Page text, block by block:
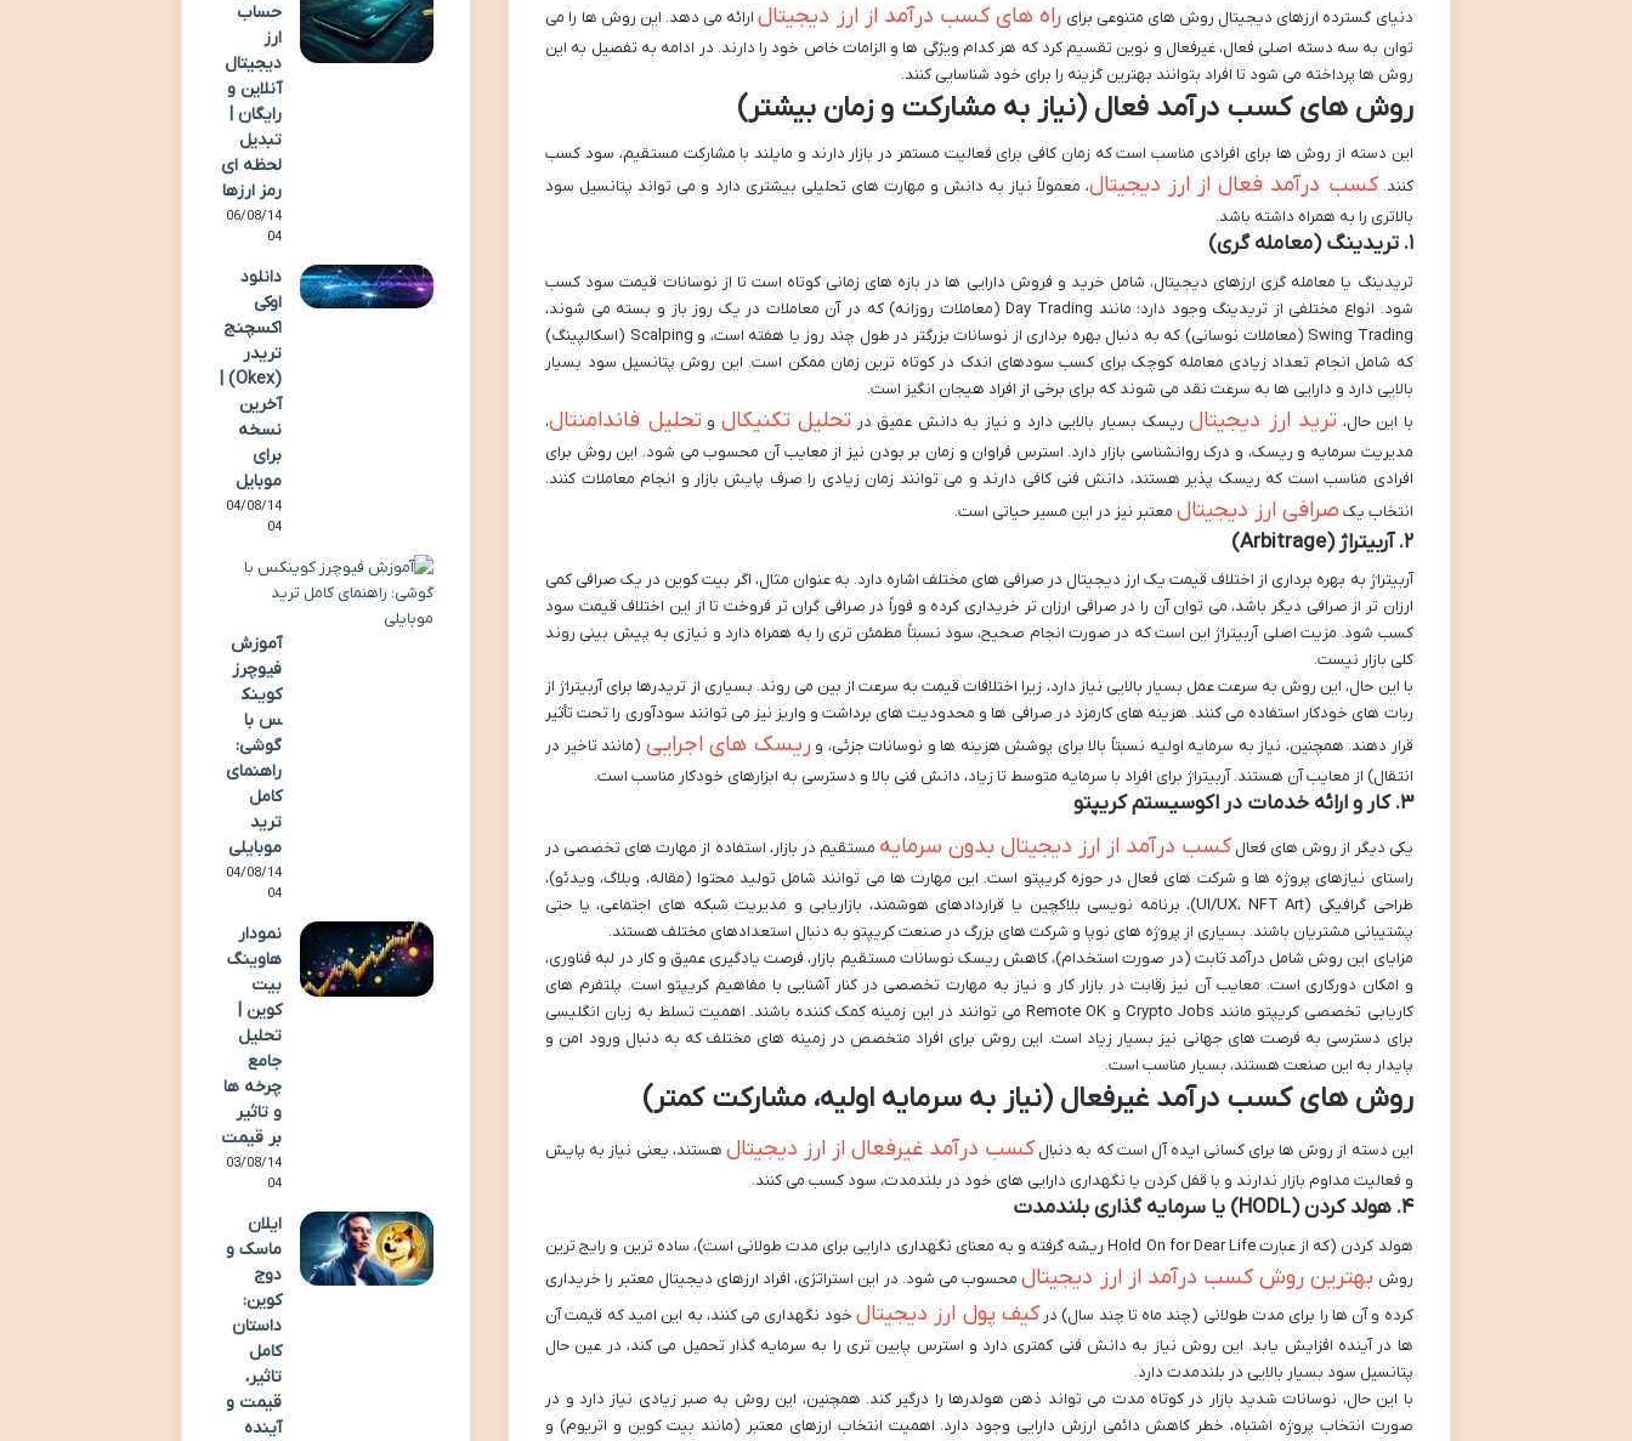
دنیای گسترده ارزهای دیجیتال روش های متنوعی برای راه های کسب درآمد از ارز دیجیتالارائه می دهد. این روش ها را می
توان به سه دسته اصلی فعال، غیرفعال و نوین تقسیم کرد که هر کدام ویژگی ها و الزامات خاص خود را دارند. در ادامه به تفصیل به این
روش ها پرداخته می شود تا افراد بتوانند بهترین گزینه را برای خود شناسایی کنند.
روش های کسب درآمد فعال (نیاز به مشارکت و زمان بیشتر)
این دسته از روش ها برای افرادی مناسب است که زمان کافی برای فعالیت مستمر در بازار دارند و مایلند با مشارکت مستقیم، سود کسب
کنند. کسب درآمد فعال از ارز دیجیتال، معمولاً نیاز به دانش و مهارت های تحلیلی بیشتری دارد و می تواند پتانسیل سود
بالاتری را به همراه داشته باشد.
۱. تریدینگ (معامله گری)
تریدینگ یا معامله گری ارزهای دیجیتال، شامل خرید و فروش دارایی ها در بازه های زمانی کوتاه است تا از نوسانات قیمت سود کسب
شود. انواع مختلفی از تریدینگ وجود دارد؛ مانند Day Trading (معاملات روزانه) که در آن معاملات در یک روز باز و بسته می شوند،
Swing Trading (معاملات نوسانی) که به دنبال بهره برداری از نوسانات بزرگتر در طول چند روز یا هفته است، و Scalping (اسکالپینگ)
که شامل انجام تعداد زیادی معامله کوچک برای کسب سودهای اندک در کوتاه ترین زمان ممکن است. این روش پتانسیل سود بسیار
بالایی دارد و دارایی ها به سرعت نقد می شوند که برای برخی از افراد هیجان انگیز است.
با این حال، ترید ارز دیجیتالریسک بسیار بالایی دارد و نیاز به دانش عمیق در تحلیل تکنیکال و تحلیل فاندامنتال،
مدیریت سرمایه و ریسک، و درک روانشناسی بازار دارد. استرس فراوان و زمان بر بودن نیز از معایب آن محسوب می شود. این روش برای
افرادی مناسب است که ریسک پذیر هستند، دانش فنی کافی دارند و می توانند زمان زیادی را صرف پایش بازار و انجام معاملات کنند.
انتخاب یک صرافی ارز دیجیتال معتبر نیز در این مسیر حیاتی است.
۲. آربیتراژ (Arbitrage)
آربیتراژ به بهره برداری از اختلاف قیمت یک ارز دیجیتال در صرافی های مختلف اشاره دارد. به عنوان مثال، اگر بیت کوین در یک صرافی کمی
ارزان تر از صرافی دیگر باشد، می توان آن را در صرافی ارزان تر خریداری کرده و فوراً در صرافی گران تر فروخت تا از این اختلاف قیمت سود
کسب شود. مزیت اصلی آربیتراژ این است که در صورت انجام صحیح، سود نسبتاً مطمئن تری را به همراه دارد و نیازی به پیش بینی روند
کلی بازار نیست.
با این حال، این روش به سرعت عمل بسیار بالایی نیاز دارد، زیرا اختلافات قیمت به سرعت از بین می روند. بسیاری از تریدرها برای آربیتراژ از
ربات های خودکار استفاده می کنند. هزینه های کارمزد در صرافی ها و محدودیت های برداشت و واریز نیز می توانند سودآوری را تحت تأثیر
قرار دهند. همچنین، نیاز به سرمایه اولیه نسبتاً بالا برای پوشش هزینه ها و نوسانات جزئی، و ریسک های اجرایی (مانند تاخیر در
انتقال) از معایب آن هستند. آربیتراژ برای افراد با سرمایه متوسط تا زیاد، دانش فنی بالا و دسترسی به ابزارهای خودکار مناسب است.
۳. کار و ارائه خدمات در اکوسیستم کریپتو
یکی دیگر از روش های فعال کسب درآمد از ارز دیجیتال بدون سرمایه مستقیم در بازار، استفاده از مهارت های تخصصی در
راستای نیازهای پروژه ها و شرکت های فعال در حوزه کریپتو است. این مهارت ها می توانند شامل تولید محتوا (مقاله، وبلاگ، ویدئو)،
طراحی گرافیکی (UI/UX، NFT Art)، برنامه نویسی بلاکچین یا قراردادهای هوشمند، بازاریابی و مدیریت شبکه های اجتماعی، یا حتی
پشتیبانی مشتریان باشند. بسیاری از پروژه های نوپا و شرکت های بزرگ در صنعت کریپتو به دنبال استعدادهای مختلف هستند.
مزایای این روش شامل درآمد ثابت (در صورت استخدام)، کاهش ریسک نوسانات مستقیم بازار، فرصت یادگیری عمیق و کار در لبه فناوری،
و امکان دورکاری است. معایب آن نیز رقابت در بازار کار و نیاز به مهارت تخصصی در کنار آشنایی با مفاهیم کریپتو است. پلتفرم های
کاریابی تخصصی کریپتو مانند Crypto Jobs و Remote OK می توانند در این زمینه کمک کننده باشند. اهمیت تسلط به زبان انگلیسی
برای دسترسی به فرصت های جهانی نیز بسیار زیاد است. این روش برای افراد متخصص در زمینه های مختلف که به دنبال ورود امن و
پایدار به این صنعت هستند، بسیار مناسب است.
روش های کسب درآمد غیرفعال (نیاز به سرمایه اولیه، مشارکت کمتر)
این دسته از روش ها برای کسانی ایده آل است که به دنبال کسب درآمد غیرفعال از ارز دیجیتال هستند، یعنی نیاز به پایش
و فعالیت مداوم بازار ندارند و با قفل کردن یا نگهداری دارایی های خود در بلندمدت، سود کسب می کنند.
۴. هولد کردن (HODL) یا سرمایه گذاری بلندمدت
هولد کردن (که از عبارت Hold On for Dear Life ریشه گرفته و به معنای نگهداری دارایی برای مدت طولانی است)، ساده ترین و رایج ترین
روش بهترین روش کسب درآمد از ارز دیجیتالمحسوب می شود. در این استراتژی، افراد ارزهای دیجیتال معتبر را خریداری
کرده و آن ها را برای مدت طولانی (چند ماه تا چند سال) در کیف پول ارز دیجیتال خود نگهداری می کنند، به این امید که قیمت آن
ها در آینده افزایش یابد. این روش نیاز به دانش فنی کمتری دارد و استرس پایین تری را به سرمایه گذار تحمیل می کند، در عین حال
پتانسیل سود بسیار بالایی در بلندمدت دارد.
با این حال، نوسانات شدید بازار در کوتاه مدت می تواند ذهن هولدرها را درگیر کند. همچنین، این روش به صبر زیادی نیاز دارد و در
صورت انتخاب پروژه اشتباه، خطر کاهش دائمی ارزش دارایی وجود دارد. اهمیت انتخاب ارزهای معتبر (مانند بیت کوین و اتریوم) و
حساب
ارز
دیجیتال
آنلاین و
رایگان |
تبدیل
لحظه ای
رمز ارزها
06/08/14
04
دانلود
اوکی
اکسچنج
تریدر
(Okex) |
آخرین
نسخه
برای
موبایل
04/08/14
04
آموزش
فیوچرز
کوینک
س با
گوشی:
راهنمای
کامل
ترید
موبایلی
04/08/14
04
نمودار
هاوینگ
بیت
کوین |
تحلیل
جامع
چرخه ها
و تاثیر
بر قیمت
03/08/14
04
ایلان
ماسک و
دوج
کوین:
داستان
کامل
تاثیر،
قیمت و
آینده